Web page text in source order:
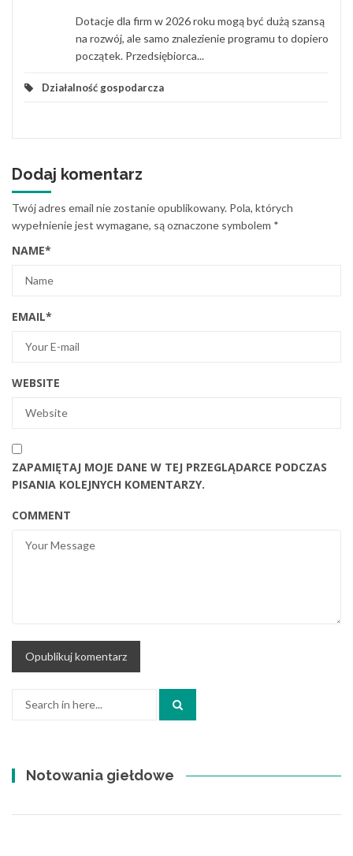
Dotacje dla firm w 2026 roku mogą być dużą szansą
na rozwój, ale samo znalezienie programu to dopiero
początek. Przedsiębiorca...
Działalność gospodarcza
Dodaj komentarz
Twój adres email nie zostanie opublikowany. Pola, których
wypełnienie jest wymagane, są oznaczone symbolem *
NAME*
EMAIL*
WEBSITE
ZAPAMIĘTAJ MOJE DANE W TEJ PRZEGLĄDARCE PODCZAS
PISANIA KOLEJNYCH KOMENTARZY.
COMMENT
Notowania giełdowe